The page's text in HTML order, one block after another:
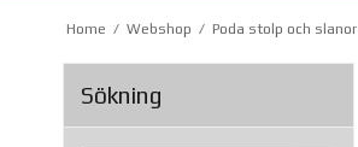
Home / Webshop / Poda stolp och slanor
Sökning